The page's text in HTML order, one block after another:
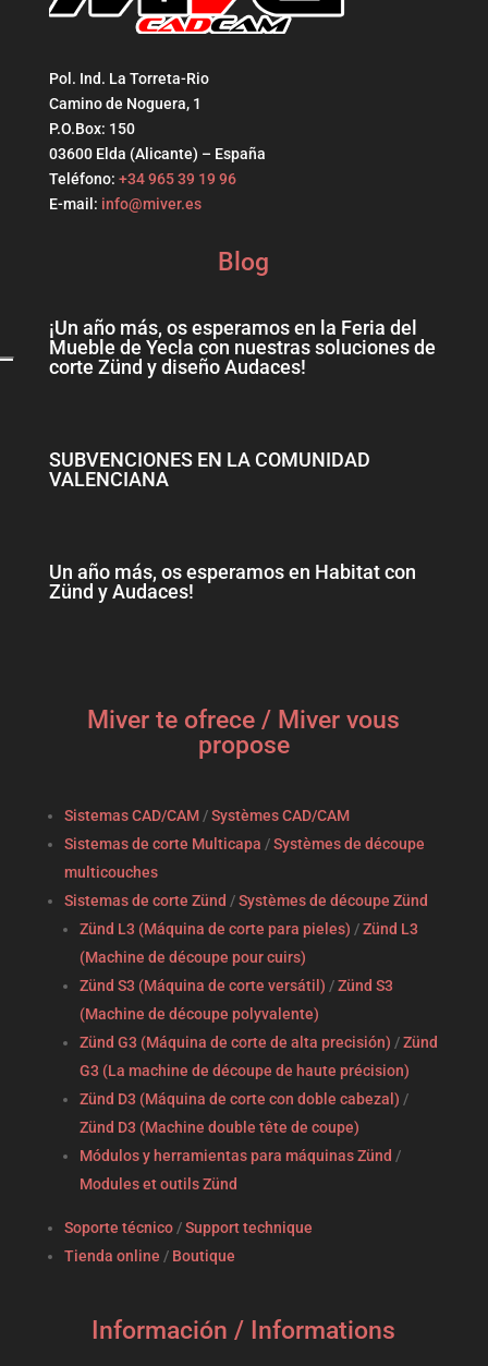
Pol. Ind. La Torreta-Rio
Camino de Noguera, 1
P.O.Box: 150
03600 Elda (Alicante) – España
Teléfono: +34 965 39 19 96
E-mail: info@miver.es
Blog
¡Un año más, os esperamos en la Feria del
Mueble de Yecla con nuestras soluciones de
corte Zünd y diseño Audaces!
SUBVENCIONES EN LA COMUNIDAD
VALENCIANA
Un año más, os esperamos en Habitat con
Zünd y Audaces!
Miver te ofrece / Miver vous
propose
Sistemas CAD/CAM/Systèmes CAD/CAM
Sistemas de corte Multicapa /Systèmes de découpe
multicouches
Sistemas de corte Zünd /Systèmes de découpe Zünd
Zünd L3 (Máquina de corte para pieles) /Zünd L3
(Machine de découpe pour cuirs)
Zünd S3 (Máquina de corte versátil) /Zünd S3
(Machine de découpe polyvalente)
Zünd G3 (Máquina de corte de alta precisión) /Zünd
G3 (La machine de découpe de haute précision)
Zünd D3 (Máquina de corte con doble cabezal) /
Zünd D3 (Machine double tête de coupe)
Módulos y herramientas para máquinas Zünd /
Modules et outils Zünd
Soporte técnico/Support technique
Tienda online / Boutique
Información / Informations